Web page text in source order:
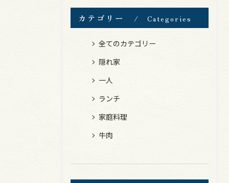
カテゴリー Categories
全てのカテゴリー
隠れ家
一人
ランチ
家庭料理
牛肉